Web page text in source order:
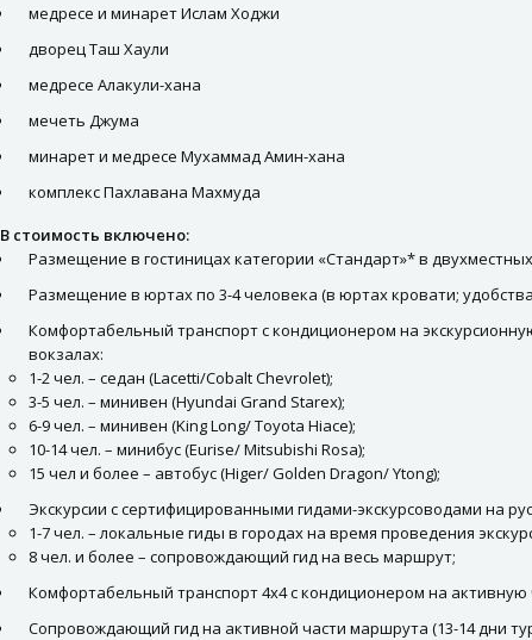
медресе и минарет Ислам Ходжи
дворец Таш Хаули
медресе Алакули-хана
мечеть Джума
минарет и медресе Мухаммад Амин-хана
комплекс Пахлавана Махмуда
В стоимость включено:
Размещение в гостиницах категории «Стандарт»* в
Размещение в юртах по 3-4 человека (в юртах кровати;
Комфортабельный транспорт с кондиционером на
вокзалах:
1-2 чел. – седан (Lacetti/Cobalt Chevrolet);
3-5 чел. – минивен (Hyundai Grand Starex);
6-9 чел. – минивен (King Long/ Toyota Hiace);
10-14 чел. – минибус (Eurise/ Mitsubishi Rosa);
15 чел и более – автобус (Higer/ Golden Dragon/ Ytong);
Экскурсии с сертифицированными гидами-экскурсоводами на
1-7 чел. – локальные гиды в городах на время проведения
8 чел. и более – сопровождающий гид на весь маршрут;
Комфортабельный транспорт 4х4 с кондиционером на активную
Сопровождающий гид на активной части маршрута (13-14 дни